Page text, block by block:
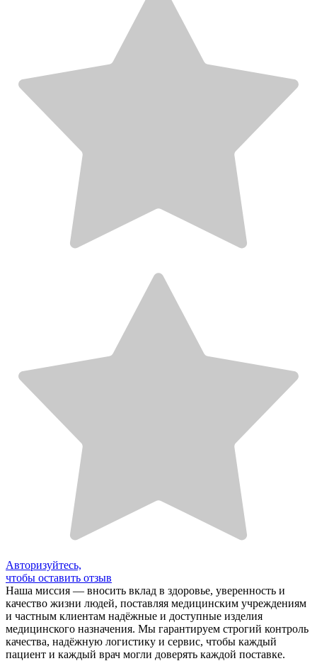
Авторизуйтесь,
чтобы оставить отзыв
Наша миссия — вносить вклад в здоровье, уверенность и
качество жизни людей, поставляя медицинским учреждениям
и частным клиентам надёжные и доступные изделия
медицинского назначения. Мы гарантируем строгий контроль
качества, надёжную логистику и сервис, чтобы каждый
пациент и каждый врач могли доверять каждой поставке.